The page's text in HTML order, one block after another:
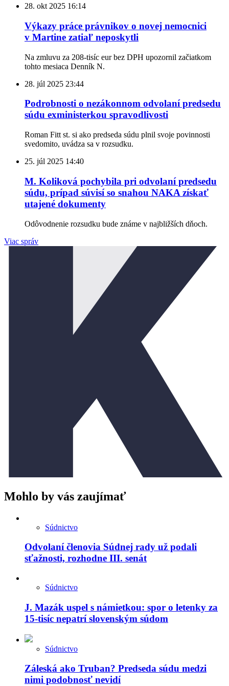
28. okt 2025 16:14
Výkazy práce právnikov o novej nemocnici
v Martine zatiaľ neposkytli
Na zmluvu za 208-tisíc eur bez DPH upozornil začiatkom
tohto mesiaca Denník N.
28. júl 2025 23:44
Podrobnosti o nezákonnom odvolaní predsedu
súdu exministerkou spravodlivosti
Roman Fitt st. si ako predseda súdu plnil svoje povinnosti
svedomito, uvádza sa v rozsudku.
25. júl 2025 14:40
M. Koliková pochybila pri odvolaní predsedu
súdu, prípad súvisí so snahou NAKA získať
utajené dokumenty
Odôvodnenie rozsudku bude známe v najbližších dňoch.
Viac správ
Mohlo by vás zaujímať
Súdnictvo
Odvolaní členovia Súdnej rady už podali
sťažnosti, rozhodne III. senát
Súdnictvo
J. Mazák uspel s námietkou: spor o letenky za
15-tisíc nepatrí slovenským súdom
Súdnictvo
Záleská ako Truban? Predseda súdu medzi
nimi podobnosť nevidí